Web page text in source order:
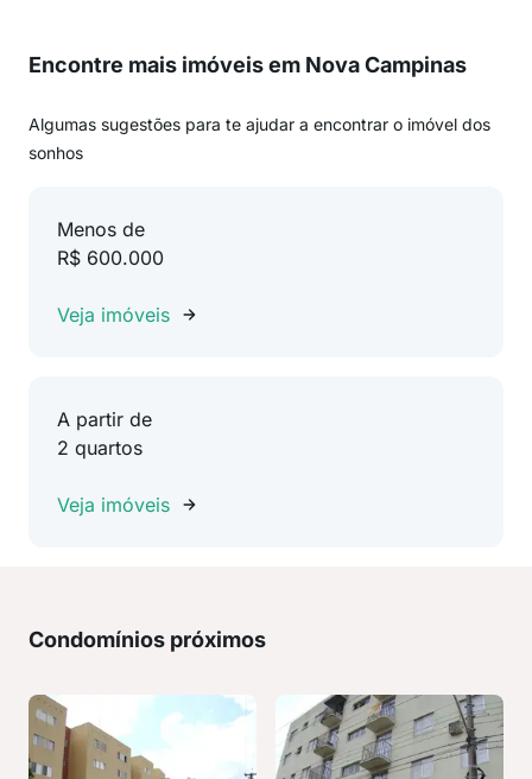
Encontre mais imóveis em Nova Campinas
Algumas sugestões para te ajudar a encontrar o imóvel dos
sonhos
Menos de
R$ 600.000
Veja imóveis
A partir de
2 quartos
Veja imóveis
Condomínios próximos